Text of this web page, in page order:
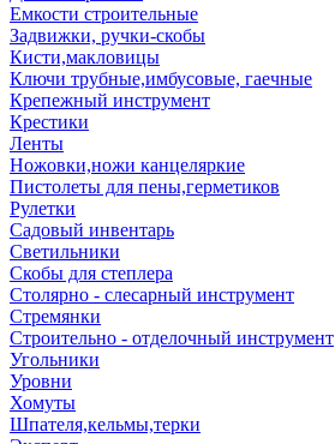
Емкости строительные
Задвижки, ручки-скобы
Кисти,макловицы
Ключи трубные,имбусовые, гаечные
Крепежный инструмент
Крестики
Ленты
Ножовки,ножи канцеляркие
Пистолеты для пены,герметиков
Рулетки
Садовый инвентарь
Светильники
Скобы для степлера
Столярно - слесарный инструмент
Стремянки
Строительно - отделочный инструмент
Угольники
Уровни
Хомуты
Шпателя,кельмы,терки